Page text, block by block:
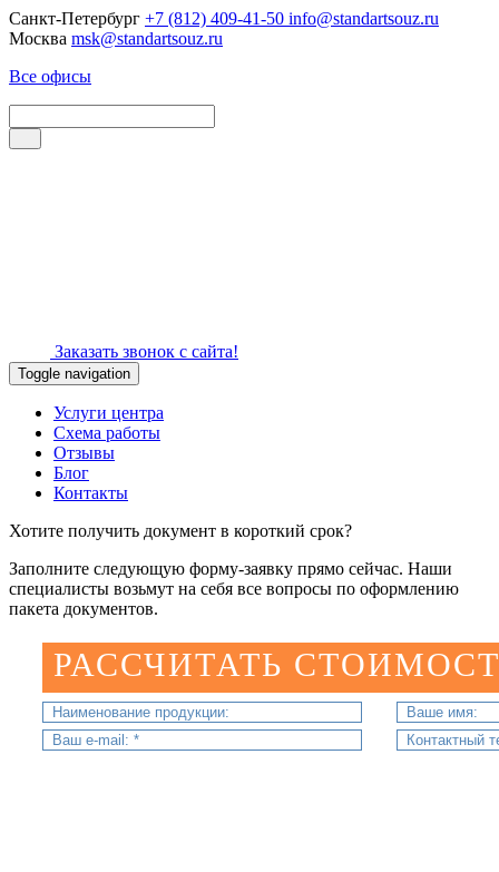
Санкт-Петербург +7 (812) 409-41-50 info@standartsouz.ru
Москва msk@standartsouz.ru
Все офисы
Заказать звонок с сайта!
Toggle navigation
Услуги центра
Схема работы
Отзывы
Блог
Контакты
Хотите получить документ в короткий срок?
Заполните следующую форму-заявку прямо сейчас. Наши
специалисты возьмут на себя все вопросы по оформлению
пакета документов.
РАССЧИТАТЬ